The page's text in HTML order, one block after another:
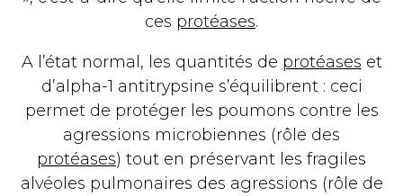
ces protéases.
A l’état normal, les quantités de protéases et
d’alpha-1 antitrypsine s’équilibrent : ceci
permet de protéger les poumons contre les
agressions microbiennes (rôle des
protéases) tout en préservant les fragiles
alvéoles pulmonaires des agressions (rôle de